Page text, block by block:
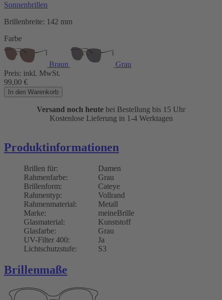
Sonnenbrillen
Brillenbreite: 142 mm
Farbe
Braun
Grau
Preis: inkl. MwSt.
99,00 €
In den Warenkorb
Versand noch heute bei Bestellung bis 15 Uhr
Kostenlose Lieferung in 1-4 Werktagen
Produktinformationen
Brillen für:
Damen
Rahmenfarbe:
Grau
Brillenform:
Cateye
Rahmentyp:
Vollrand
Rahmenmaterial:
Metall
Marke:
meineBrille
Glasmaterial:
Kunststoff
Glasfarbe:
Grau
UV-Filter 400:
Ja
Lichtschutzstufe:
S3
Brillenmaße